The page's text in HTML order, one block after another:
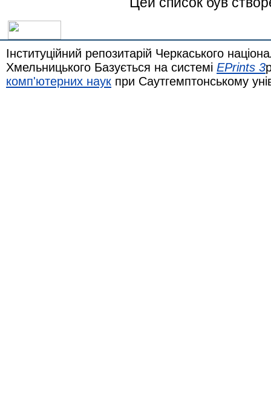
Інституційний репозитарій Черкаського
Хмельницького Базується на системі EPrints 3
комп'ютерних наук при Саутгемптонському